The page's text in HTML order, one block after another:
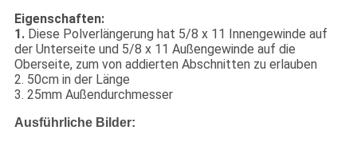
Eigenschaften:
1. Diese Polverlängerung hat 5/8 x 11 Innengewinde auf
der Unterseite und 5/8 x 11 Außengewinde auf die
Oberseite, zum von addierten Abschnitten zu erlauben
2. 50cm in der Länge
3. 25mm Außendurchmesser
Ausführliche Bilder: